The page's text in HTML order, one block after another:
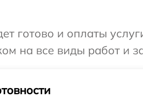
готово и оплаты
на все виды работ и